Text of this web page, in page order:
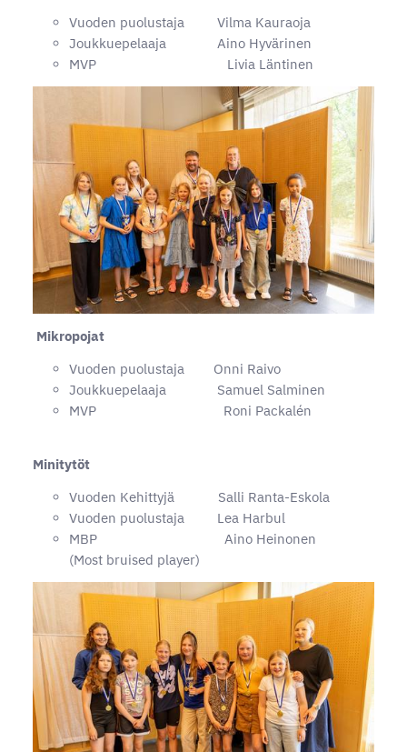
Vuoden puolustaja Vilma Kauraoja
Joukkuepelaaja Aino Hyvärinen
MVP Livia Läntinen
Mikropojat
Vuoden puolustaja Onni Raivo
Joukkuepelaaja Samuel Salminen
MVP Roni Packalén
Minitytöt
Vuoden Kehittyjä Salli Ranta-Eskola
Vuoden puolustaja Lea Harbul
MBP Aino Heinonen
(Most bruised player)